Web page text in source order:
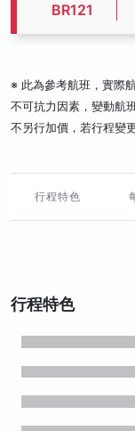
BR121
※ 此為參考航班，實際
不可抗力因素，變動航
不另行加價，若行程變
行程特色
行程特色